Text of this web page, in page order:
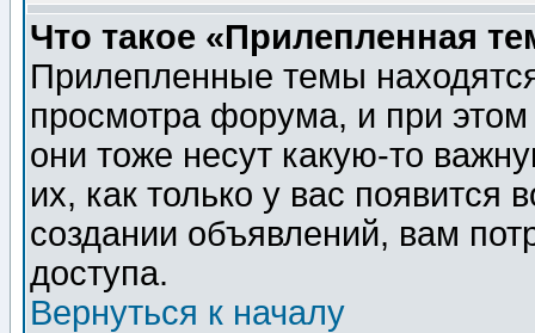
Что такое «Прилепленная
Прилепленные темы
просмотра форума, и при
они тоже несут какую-то
их, как только у вас появится
создании объявлений, вам
доступа.
Вернуться к началу